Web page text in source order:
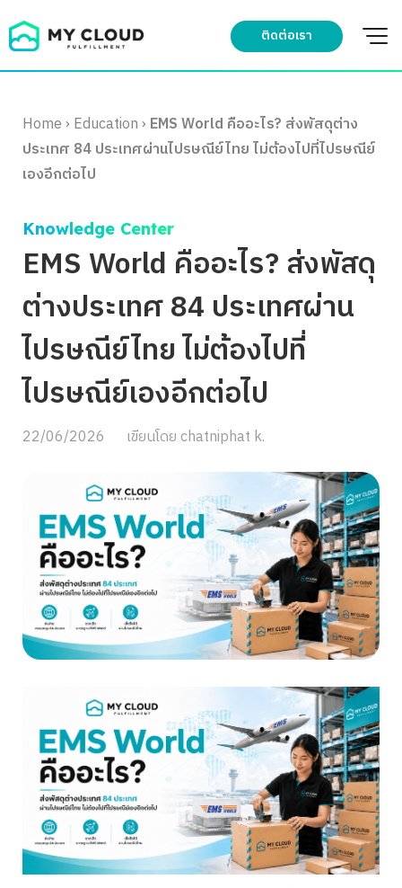
to
ติดต่อเรา
Home› Education› EMS World คืออะไร? ส่งพัสดุต่าง
ประเทศ 84 ประเทศผ่านไปรษณีย์ไทย ไม่ต้องไปที่ไปรษณีย์
เองอีกต่อไป
Knowledge Center
EMS World คืออะไร? ส่งพัสดุ
ต่างประเทศ 84 ประเทศผ่าน
ไปรษณีย์ไทย ไม่ต้องไปที่
ไปรษณีย์เองอีกต่อไป
22/06/2026 เขียนโดยchatniphat k.